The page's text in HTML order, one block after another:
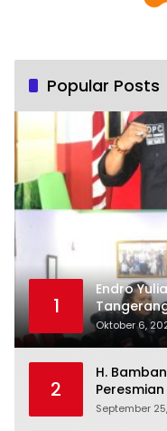
Popular Posts
1
Endro
Putuskan
Oktober 6,
2
H.
Wadah
September